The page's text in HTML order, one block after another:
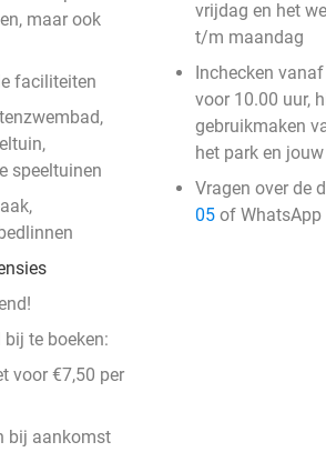
maar ook
faciliteiten
speeltuinen
te boeken:
voor €7,50 per
bij aankomst
vrijdag en het
t/m maandag
Inchecken
voor 10.00 uur,
gebruikmaken
het park en
Vragen over de
05 of WhatsApp